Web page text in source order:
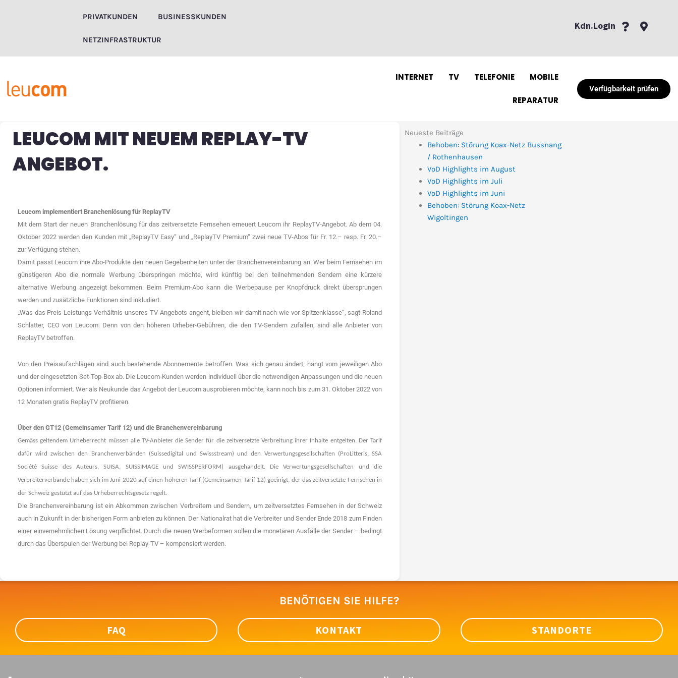
PRIVATKUNDEN BUSINESSKUNDEN
NETZINFRASTRUKTUR
Kdn.Login
INTERNET TV TELEFONIE MOBILE
REPARATUR
Verfügbarkeit prüfen
LEUCOM MIT NEUEM REPLAY-TV
ANGEBOT.
Leucom implementiert Branchenlösung für ReplayTV
Mit dem Start der neuen Branchenlösung für das zeitversetzte Fernsehen erneuert Leucom ihr ReplayTV-Angebot. Ab dem 04.
Oktober 2022 werden den Kunden mit „ReplayTV Easy“ und „ReplayTV Premium“ zwei neue TV-Abos für Fr. 12.– resp. Fr. 20.–
zur Verfügung stehen.
Damit passt Leucom ihre Abo-Produkte den neuen Gegebenheiten unter der Branchenvereinbarung an. Wer beim Fernsehen im
günstigeren Abo die normale Werbung überspringen möchte, wird künftig bei den teilnehmenden Sendern eine kürzere
alternative Werbung angezeigt bekommen. Beim Premium-Abo kann die Werbepause per Knopfdruck direkt übersprungen
werden und zusätzliche Funktionen sind inkludiert.
„Was das Preis-Leistungs-Verhältnis unseres TV-Angebots angeht, bleiben wir damit nach wie vor Spitzenklasse“, sagt Roland
Schlatter, CEO von Leucom. Denn von den höheren Urheber-Gebühren, die den TV-Sendern zufallen, sind alle Anbieter von
ReplayTV betroffen.
Von den Preisaufschlägen sind auch bestehende Abonnemente betroffen. Was sich genau ändert, hängt vom jeweiligen Abo
und der eingesetzten Set-Top-Box ab. Die Leucom-Kunden werden individuell über die notwendigen Anpassungen und die neuen
Optionen informiert. Wer als Neukunde das Angebot der Leucom ausprobieren möchte, kann noch bis zum 31. Oktober 2022 von
12 Monaten gratis ReplayTV profitieren.
Über den GT12 (Gemeinsamer Tarif 12) und die Branchenvereinbarung
Gemäss geltendem Urheberrecht müssen alle TV-Anbieter die Sender für die zeitversetzte Verbreitung ihrer Inhalte entgelten. Der Tarif
dafür wird zwischen den Branchenverbänden (Suissedigital und Swissstream) und den Verwertungsgesellschaften (ProLitteris, SSA
Société Suisse des Auteurs, SUISA, SUISSIMAGE und SWISSPERFORM) ausgehandelt. Die Verwertungsgesellschaften und die
Verbreiterverbände haben sich im Juni 2020 auf einen höheren Tarif (Gemeinsamen Tarif 12) geeinigt, der das zeitversetzte Fernsehen in
der Schweiz gestützt auf das Urheberrechtsgesetz regelt.
Die Branchenvereinbarung ist ein Abkommen zwischen Verbreitern und Sendern, um zeitversetztes Fernsehen in der Schweiz
auch in Zukunft in der bisherigen Form anbieten zu können. Der Nationalrat hat die Verbreiter und Sender Ende 2018 zum Finden
einer einvernehmlichen Lösung verpflichtet. Durch die neuen Werbeformen sollen die monetären Ausfälle der Sender – bedingt
durch das Überspulen der Werbung bei Replay-TV – kompensiert werden.
Neueste Beiträge
Behoben: Störung Koax-Netz Bussnang
/ Rothenhausen
VoD Highlights im August
VoD Highlights im Juli
VoD Highlights im Juni
Behoben: Störung Koax-Netz
Wigoltingen
BENÖTIGEN SIE HILFE?
FAQ KONTAKT STANDORTE